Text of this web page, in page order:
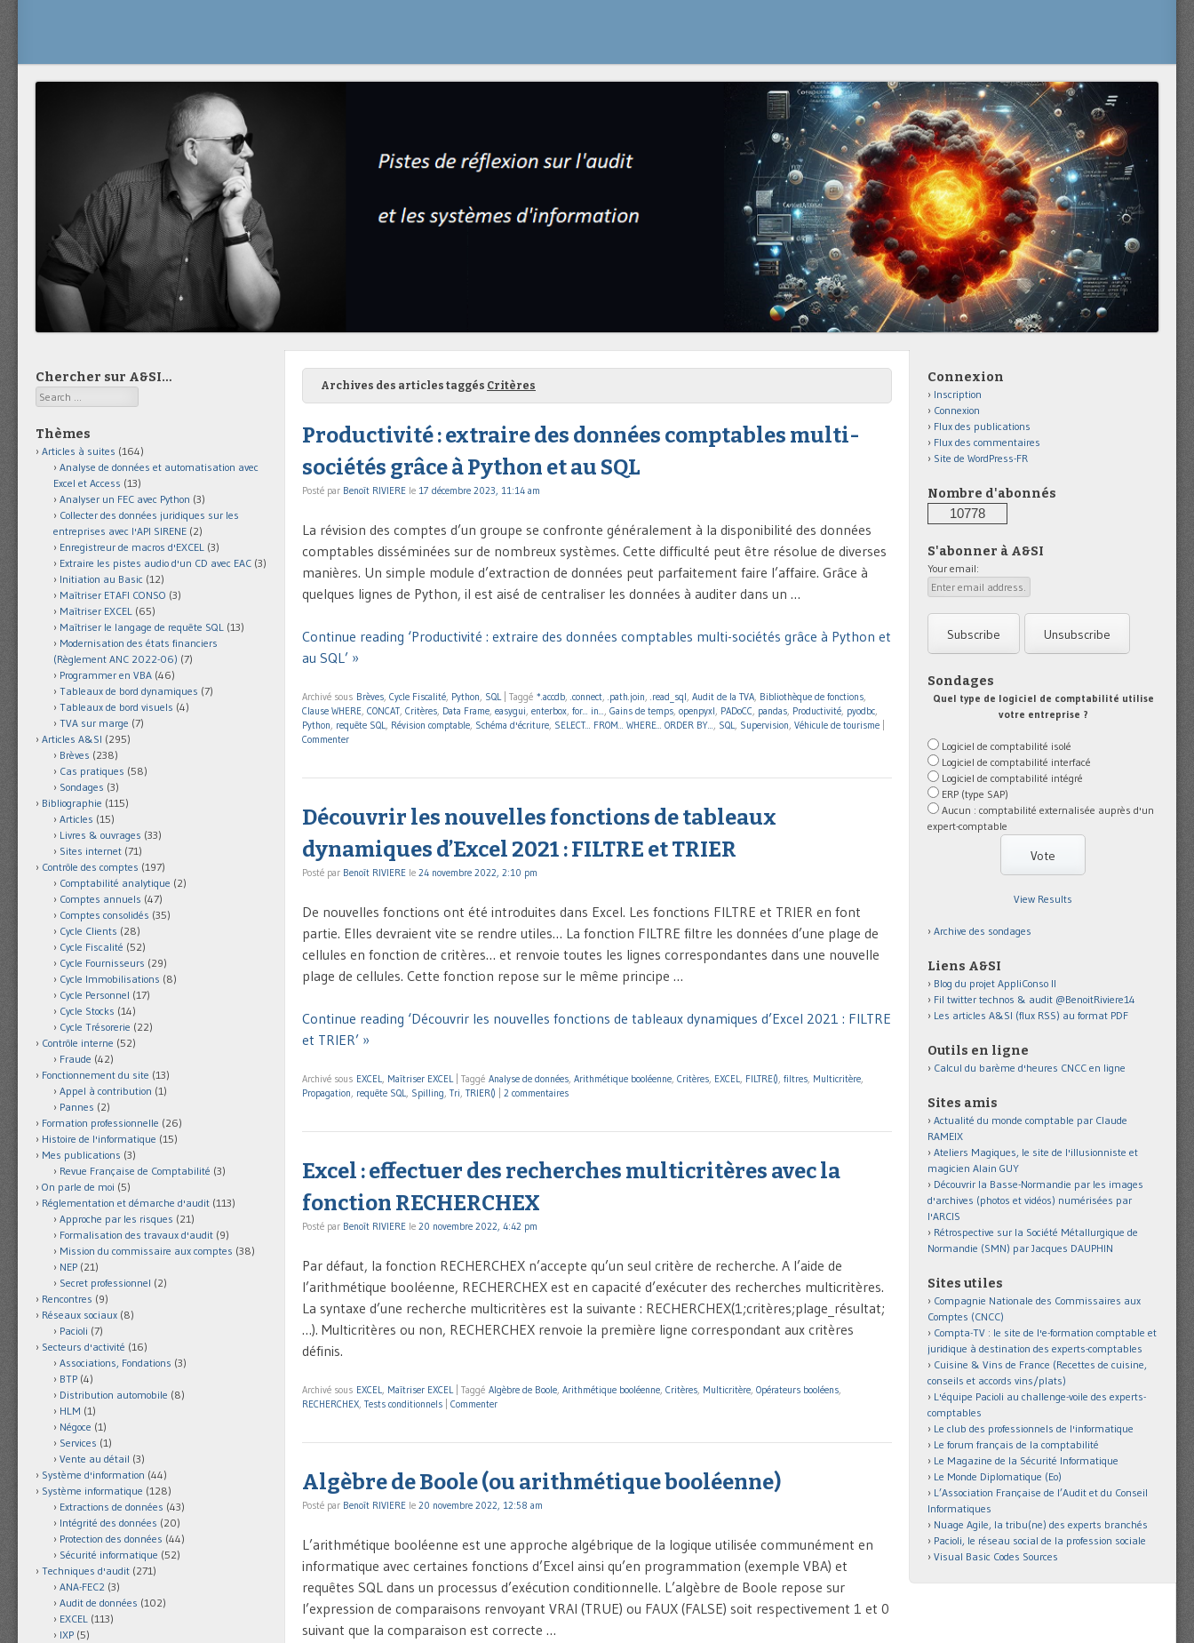
Archives des articles taggés Critères
Productivité : extraire des données comptables multi-
sociétés grâce à Python et au SQL
Posté par Benoît RIVIERE le 17 décembre 2023, 11:14 am
La révision des comptes d’un groupe se confronte généralement à la disponibilité des données
comptables disséminées sur de nombreux systèmes. Cette difficulté peut être résolue de diverses
manières. Un simple module d’extraction de données peut parfaitement faire l’affaire. Grâce à
quelques lignes de Python, il est aisé de centraliser les données à auditer dans un …
Continue reading ‘Productivité : extraire des données comptables multi-sociétés grâce à Python et
au SQL’ »
Archivé sous Brèves, Cycle Fiscalité, Python, SQL Taggé *.accdb, .connect, .path.join, .read_sql, Audit de la TVA, Bibliothèque de fonctions,
Clause WHERE, CONCAT, Critères, Data Frame, easygui, enterbox, for... in..., Gains de temps, openpyxl, PADoCC, pandas, Productivité, pyodbc,
Python, requête SQL, Révision comptable, Schéma d'écriture, SELECT... FROM... WHERE... ORDER BY..., SQL, Supervision, Véhicule de tourisme
Commenter
Découvrir les nouvelles fonctions de tableaux
dynamiques d’Excel 2021 : FILTRE et TRIER
Posté par Benoît RIVIERE le 24 novembre 2022, 2:10 pm
De nouvelles fonctions ont été introduites dans Excel. Les fonctions FILTRE et TRIER en font
partie. Elles devraient vite se rendre utiles… La fonction FILTRE filtre les données d’une plage de
cellules en fonction de critères… et renvoie toutes les lignes correspondantes dans une nouvelle
plage de cellules. Cette fonction repose sur le même principe …
Continue reading ‘Découvrir les nouvelles fonctions de tableaux dynamiques d’Excel 2021 : FILTRE
et TRIER’ »
Archivé sous EXCEL, Maîtriser EXCEL Taggé Analyse de données, Arithmétique booléenne, Critères, EXCEL, FILTRE(), filtres, Multicritère,
Propagation, requête SQL, Spilling, Tri, TRIER() 2 commentaires
Excel : effectuer des recherches multicritères avec la
fonction RECHERCHEX
Posté par Benoît RIVIERE le 20 novembre 2022, 4:42 pm
Par défaut, la fonction RECHERCHEX n’accepte qu’un seul critère de recherche. A l’aide de
l’arithmétique booléenne, RECHERCHEX est en capacité d’exécuter des recherches multicritères.
La syntaxe d’une recherche multicritères est la suivante : RECHERCHEX(1;critères;plage_résultat;
…). Multicritères ou non, RECHERCHEX renvoie la première ligne correspondant aux critères
définis.
Archivé sous EXCEL, Maîtriser EXCEL Taggé Algèbre de Boole, Arithmétique booléenne, Critères, Multicritère, Opérateurs booléens,
RECHERCHEX, Tests conditionnels Commenter
Algèbre de Boole (ou arithmétique booléenne)
Posté par Benoît RIVIERE le 20 novembre 2022, 12:58 am
L’arithmétique booléenne est une approche algébrique de la logique utilisée communément en
informatique avec certaines fonctions d’Excel ainsi qu’en programmation (exemple VBA) et
requêtes SQL dans un processus d’exécution conditionnelle. L’algèbre de Boole repose sur
l’expression de comparaisons renvoyant VRAI (TRUE) ou FAUX (FALSE) soit respectivement 1 et 0
suivant que la comparaison est correcte …
Chercher sur A&SI…
Search
Thèmes
Articles à suites (164)
Analyse de données et automatisation avec
Excel et Access (13)
Analyser un FEC avec Python (3)
Collecter des données juridiques sur les
entreprises avec l'API SIRENE (2)
Enregistreur de macros d'EXCEL (3)
Extraire les pistes audio d'un CD avec EAC (3)
Initiation au Basic (12)
Maîtriser ETAFI CONSO (3)
Maîtriser EXCEL (65)
Maîtriser le langage de requête SQL (13)
Modernisation des états financiers
(Règlement ANC 2022-06) (7)
Programmer en VBA (46)
Tableaux de bord dynamiques (7)
Tableaux de bord visuels (4)
TVA sur marge (7)
Articles A&SI (295)
Brèves (238)
Cas pratiques (58)
Sondages (3)
Bibliographie (115)
Articles (15)
Livres & ouvrages (33)
Sites internet (71)
Contrôle des comptes (197)
Comptabilité analytique (2)
Comptes annuels (47)
Comptes consolidés (35)
Cycle Clients (28)
Cycle Fiscalité (52)
Cycle Fournisseurs (29)
Cycle Immobilisations (8)
Cycle Personnel (17)
Cycle Stocks (14)
Cycle Trésorerie (22)
Contrôle interne (52)
Fraude (42)
Fonctionnement du site (13)
Appel à contribution (1)
Pannes (2)
Formation professionnelle (26)
Histoire de l'informatique (15)
Mes publications (3)
Revue Française de Comptabilité (3)
On parle de moi (5)
Réglementation et démarche d'audit (113)
Approche par les risques (21)
Formalisation des travaux d'audit (9)
Mission du commissaire aux comptes (38)
NEP (21)
Secret professionnel (2)
Rencontres (9)
Réseaux sociaux (8)
Pacioli (7)
Secteurs d'activité (16)
Associations, Fondations (3)
BTP (4)
Distribution automobile (8)
HLM (1)
Négoce (1)
Services (1)
Vente au détail (3)
Système d'information (44)
Système informatique (128)
Extractions de données (43)
Intégrité des données (20)
Protection des données (44)
Sécurité informatique (52)
Techniques d'audit (271)
ANA-FEC2 (3)
Audit de données (102)
EXCEL (113)
IXP (5)
Connexion
Inscription
Connexion
Flux des publications
Flux des commentaires
Site de WordPress-FR
Nombre d'abonnés
10778
S'abonner à A&SI
Your email:
Sondages
Quel type de logiciel de comptabilité utilise
votre entreprise ?
Logiciel de comptabilité isolé
Logiciel de comptabilité interfacé
Logiciel de comptabilité intégré
ERP (type SAP)
Aucun : comptabilité externalisée auprès d'un
expert-comptable
View Results
Archive des sondages
Liens A&SI
Blog du projet AppliConso II
Fil twitter technos & audit @BenoitRiviere14
Les articles A&SI (flux RSS) au format PDF
Outils en ligne
Calcul du barème d'heures CNCC en ligne
Sites amis
Actualité du monde comptable par Claude
RAMEIX
Ateliers Magiques, le site de l'illusionniste et
magicien Alain GUY
Découvrir la Basse-Normandie par les images
d'archives (photos et vidéos) numérisées par
l'ARCIS
Rétrospective sur la Société Métallurgique de
Normandie (SMN) par Jacques DAUPHIN
Sites utiles
Compagnie Nationale des Commissaires aux
Comptes (CNCC)
Compta-TV : le site de l'e-formation comptable et
juridique à destination des experts-comptables
Cuisine & Vins de France (Recettes de cuisine,
conseils et accords vins/plats)
L'équipe Pacioli au challenge-voile des experts-
comptables
Le club des professionnels de l'informatique
Le forum français de la comptabilité
Le Magazine de la Sécurité Informatique
Le Monde Diplomatique (Eo)
L’Association Française de l’Audit et du Conseil
Informatiques
Nuage Agile, la tribu(ne) des experts branchés
Pacioli, le réseau social de la profession sociale
Visual Basic Codes Sources